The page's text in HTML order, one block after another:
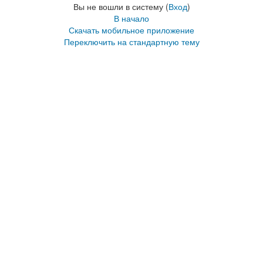
Вы не вошли в систему (Вход)
В начало
Скачать мобильное приложение
Переключить на стандартную тему